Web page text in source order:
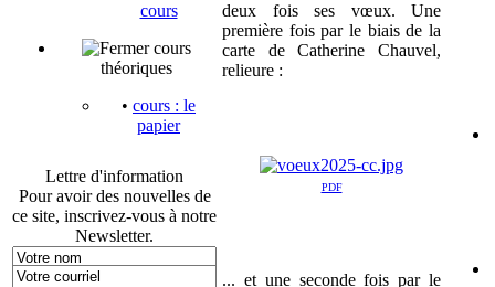
cours
cours
théoriques
• cours : le
papier
Lettre d'information
Pour avoir des nouvelles de
ce site, inscrivez-vous à notre
Newsletter.
deux fois ses vœux. Une
première fois par le biais de la
carte de Catherine Chauvel,
relieure :
PDF
... et une seconde fois par le